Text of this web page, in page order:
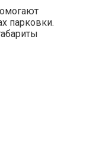
парковки.